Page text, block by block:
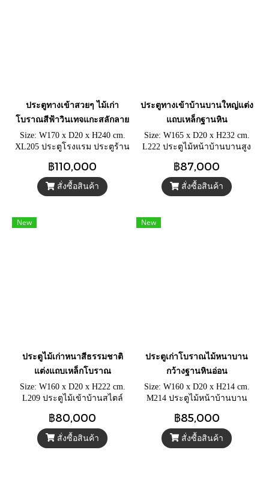
ประตูทางเข้าสวยๆ ไม้เก่า
โบราณสีฟ้าวินเทจแกะสลักลาย
Size: W170 x D20 x H240 cm.
XL205 ประตูโรงแรม ประตูร้าน
แกะสลักลายโบราณ
฿110,000
สั่งซื้อสินค้า
ประตูทางเข้าบ้านบานใหญ่แต่ง
แถบเหล็กฐานหิน
Size: W165 x D20 x H232 cm.
L222 ประตูไม้หน้าบ้านบานสูง
ฐานหินแกะสลัก แต่งแถบเหล็ก
มือจับทองเหลือง
฿87,000
สั่งซื้อสินค้า
New
ประตูไม้เก่าหนาสีธรรมชาติ
แต่งแถบเหล็กโบราณ
Size: W160 x D20 x H222 cm.
L209 ประตูไม้เข้าบ้านสไตล์
เนื้อหนาแข็งแรง ตกแต่งด้วย
แถบเหล็กหน้าบาน
฿80,000
สั่งซื้อสินค้า
New
ประตูเก่าโบราณไม้หนาบาน
กว้างฐานหินอ่อน
Size: W160 x D20 x H214 cm.
M214 ประตูไม้หน้าบ้านบาน
บ้านสวยๆ แต่งแถบเหล็กวินเทจ
มือจับทองเหลือง
฿85,000
สั่งซื้อสินค้า